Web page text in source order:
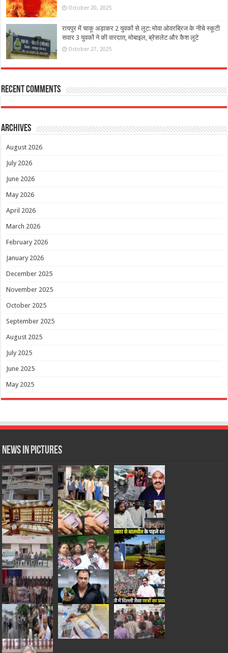
October 20, 2025
रायपुर में चाकू अड़ाकर 2 युवकों से लूट: मोवा ओवरब्रिज के नीचे स्कूटी
सवार 3 युवकों ने की वारदात, मोबाइल, ब्रेसलेट और कैश लूटे
October 27, 2025
Recent Comments
Archives
August 2026
July 2026
June 2026
May 2026
April 2026
March 2026
February 2026
January 2026
December 2025
November 2025
October 2025
September 2025
August 2025
July 2025
June 2025
May 2025
News in Pictures